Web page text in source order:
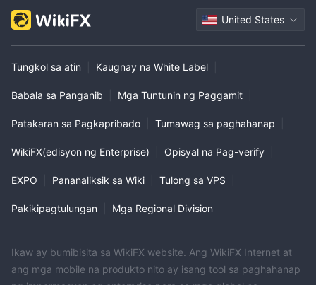
United States
Tungkol sa atin Kaugnay na White Label
Babala sa Panganib Mga Tuntunin ng Paggamit
Patakaran sa Pagkapribado Tumawag sa paghahanap
WikiFX(edisyon ng Enterprise) Opisyal na Pag-verify
EXPO Pananaliksik sa Wiki Tulong sa VPS
Pakikipagtulungan Mga Regional Division
Ikaw ay bumibisita sa WikiFX website. Ang WikiFX Internet at
ang mga mobile na produkto nito ay isang tool sa paghahanap